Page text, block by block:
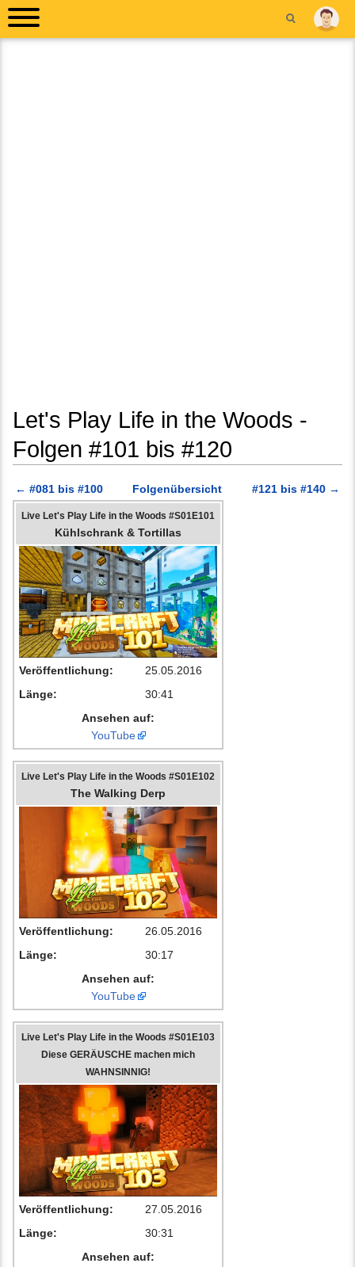
Let's Play Life in the Woods -
Folgen #101 bis #120
← #081 bis #100
Folgenübersicht #121 bis #140 →
Live Let's Play Life in the Woods #S01E101
Kühlschrank & Tortillas
Veröffentlichung:
25.05.2016
Länge:
30:41
Ansehen auf:
YouTube
Live Let's Play Life in the Woods #S01E102
The Walking Derp
Veröffentlichung:
26.05.2016
Länge:
30:17
Ansehen auf:
YouTube
Live Let's Play Life in the Woods #S01E103
Diese GERÄUSCHE machen mich
WAHNSINNIG!
Veröffentlichung:
27.05.2016
Länge:
30:31
Ansehen auf: